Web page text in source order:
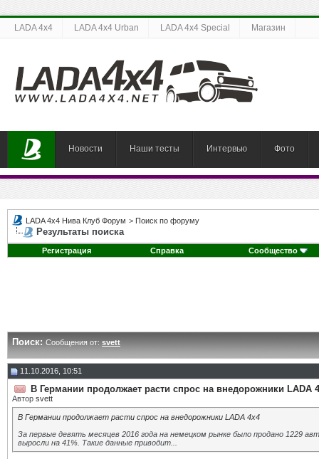
LADA 4x4 LADA 4x4 Urban LADA 4x4 Special Магазин
Новости Наши тесты Интервью Фото
LADA 4x4 Нива Клуб Форум > Поиск по форуму
Результаты поиска
Регистрация Справка Сообщество
Поиск: Сообщения от: svett
11.10.2016, 10:51
В Германии продолжает расти спрос на внедорожники LADA
Автор svett
В Германии продолжает расти спрос на внедорожники LADA 4х4
За первые девять месяцев 2016 года на немецком рынке было продано 1229
выросли на 41%. Такие данные приводит...